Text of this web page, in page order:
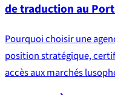
de traduction au
Pourquoi choisir une
position stratégique,
accès aux marchés